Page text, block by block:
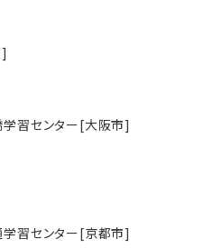
学習センター[大阪市]
学習センター[京都市]